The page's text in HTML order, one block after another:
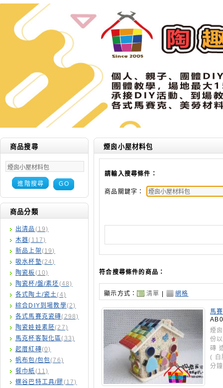
商品搜尋
進階搜尋 GO
商品分類
出清品 (19)
木器(117)
新品上架(19)
吸水杯墊(24)
陶瓷板 (10)
陶瓷杯/盤/素坯(48)
各式陶土/瓷土(4)
綜合DIY到場教學(2)
各式馬賽克瓷磚(298)
陶瓷娃娃素胚(27)
馬克杯客製化區(33)
起厝紅磚(0)
帆布包/包包(76)
餐巾紙(11)
蝶谷巴特工具/膠(17)
煙囪小屋材料包
請輸入搜尋條件：
商品關鍵字：
符合搜尋條件的商品：
顯示方式： 清單 | 網格
馬
煙
份
磚
( 白
分